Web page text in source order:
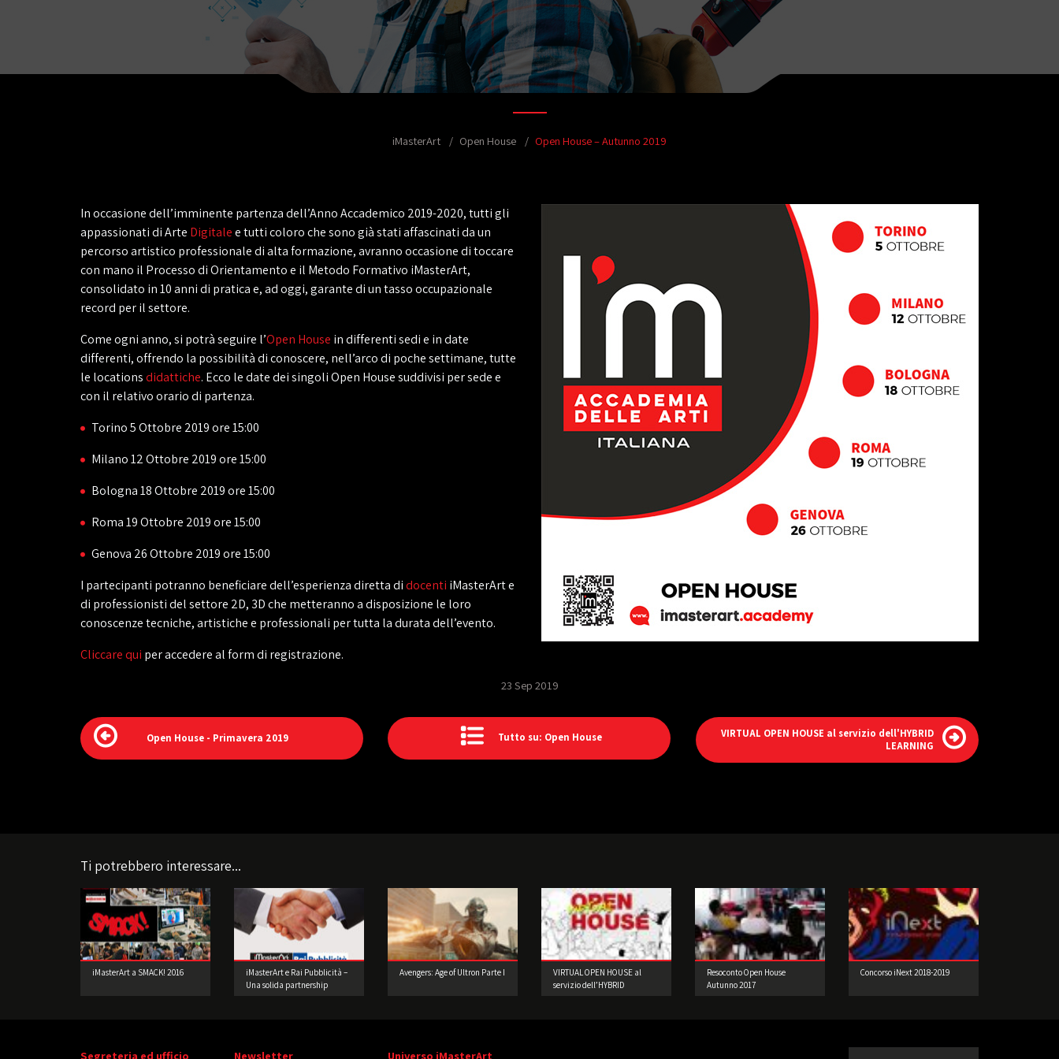
iMasterArt Open House Open House – Autunno 2019
In occasione dell’imminente partenza dell’Anno Accademico 2019-2020, tutti gli
appassionati di Arte Digitalee tutti coloro che sono già stati affascinati da un
percorso artistico professionale di alta formazione, avranno occasione di toccare
con mano il Processo di Orientamento e il Metodo Formativo iMasterArt,
consolidato in 10 anni di pratica e, ad oggi, garante di un tasso occupazionale
record per il settore.
Come ogni anno, si potrà seguire l’Open House in differenti sedi e in date
differenti, offrendo la possibilità di conoscere, nell’arco di poche settimane, tutte
le locationsdidattiche. Ecco le date dei singoli Open House suddivisi per sede e
con il relativo orario di partenza.
Torino 5 Ottobre 2019 ore 15:00
Milano 12 Ottobre 2019 ore 15:00
Bologna 18 Ottobre 2019 ore 15:00
Roma 19 Ottobre 2019 ore 15:00
Genova 26 Ottobre 2019 ore 15:00
I partecipanti potranno beneficiare dell’esperienza diretta didocenti iMasterArt e
di professionisti del settore 2D, 3D che metteranno a disposizione le loro
conoscenze tecniche, artistiche e professionali per tutta la durata dell’evento.
Cliccare qui per accedere al form di registrazione.
23 Sep 2019
Open House - Primavera 2019 Tutto su: Open House
VIRTUAL OPEN HOUSE al servizio dell'HYBRID
LEARNING
Ti potrebbero interessare...
iMasterArt a SMACK! 2016
iMasterArt e Rai Pubblicità –
Una solida partnership
Avengers: Age of Ultron Parte I
VIRTUAL OPEN HOUSE al
servizio dell’HYBRID
Resoconto Open House
Autunno 2017
Concorso iNext 2018-2019
Segreteria ed ufficio Newsletter Universo iMasterArt